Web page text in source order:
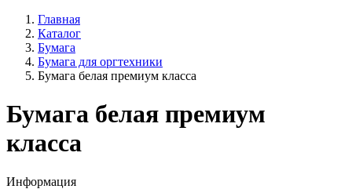
Главная
Каталог
Бумага
Бумага для оргтехники
Бумага белая премиум класса
Бумага белая премиум
класса
Информация